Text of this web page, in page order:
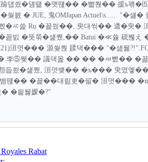
덉씠�덈떎 �먯떊�� �뺣쭩�� 援ъ꽦
븘 � JUE, 鬼OMJapan Actuel\s...... "�섏�
�ㅼ쓽 Ru �꾩씠��, 臾대씪�� 遺�臾�
꾪빐 �뚯쭊�섍퀬,�� Batui �≪쓣 硫붾
洹몃��� 源쒖쭩 蹂댁��� "�섎뒗
李⑤웾�� 議댁옱 �� �� �ㅽ뻾�� �꾩
듭쑀�섍퀬, 洹몃뱾�� �ъ��� 臾몄옣
�뱀떊�� �꾩��대릺吏�留� 洹몃���
� �딅뒗媛�?"
Rabat